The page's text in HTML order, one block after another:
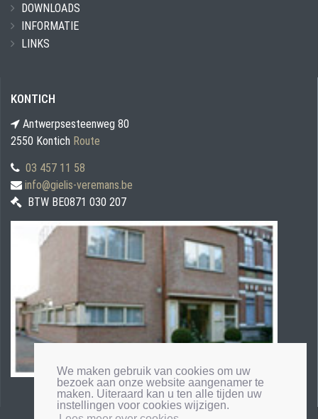
We maken gebruik van cookies om uw
bezoek aan onze website aangenamer te
maken. Uiteraard kan u ten alle tijden uw
instellingen voor cookies wijzigen.
DOWNLOADS
INFORMATIE
LINKS
KONTICH
Antwerpsesteenweg 80
2550 Kontich Route
03 457 11 58
info@gielis-veremans.be
BTW BE0871 030 207